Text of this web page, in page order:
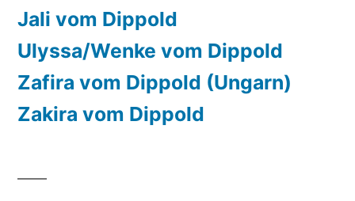
Jali vom Dippold
Ulyssa/Wenke vom Dippold
Zafira vom Dippold (Ungarn)
Zakira vom Dippold